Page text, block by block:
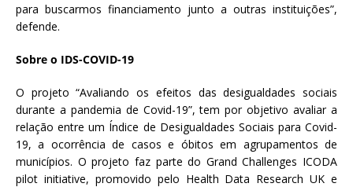
para buscarmos financiamento junto a outras instituições”,
defende.
Sobre o IDS-COVID-19
O projeto “Avaliando os efeitos das desigualdades sociais
durante a pandemia de Covid-19”, tem por objetivo avaliar a
relação entre um Índice de Desigualdades Sociais para Covid-
19, a ocorrência de casos e óbitos em agrupamentos de
municípios. O projeto faz parte do Grand Challenges ICODA
pilot initiative, promovido pelo Health Data Research UK e